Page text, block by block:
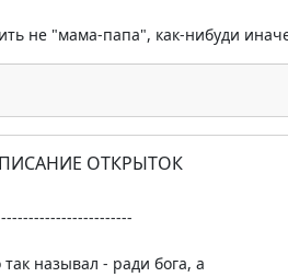
не "мама-папа", как-нибуди
ОТКРЫТОК
называл - ради бога, а